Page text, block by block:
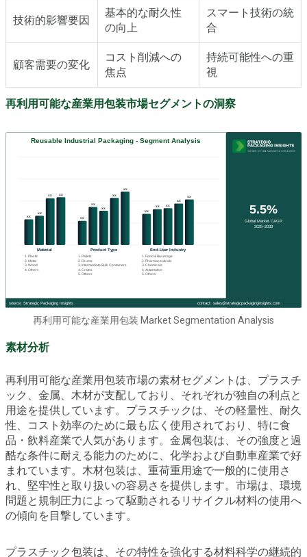
技術的影響要因
基本的な耐久性
の向上
スマート技術の統
合
顧客需要の変化
コスト削減への
焦点
持続可能性への重
視
再利用可能な産業用包装市場セグメントの洞察
再利用可能な産業用包装 Market Segmentation Analysis
素材分析
再利用可能な産業用包装市場の素材セグメントは、プラスチ
ック、金属、木材が支配しており、それぞれが独自の利点と
用途を提供しています。プラスチックは、その軽量性、耐久
性、コスト効率のために最も広く使用されており、特に食
品・飲料産業で人気があります。金属包装は、その強度と過
酷な条件に耐える能力のために、化学および自動車産業で好
まれています。木材包装は、重荷重用途で一般的に使用さ
れ、堅牢性と取り扱いの容易さを提供します。市場は、環境
問題と規制圧力によって駆動されるリサイクル材料の使用へ
の傾向を目撃しています。
プラスチック包装は、その特性を強化する材料科学の継続的